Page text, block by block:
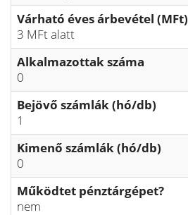
Várható éves árbevétel (MFt)
3 MFt alatt
Alkalmazottak száma
0
Bejövő számlák (hó/db)
1
Kimenő számlák (hó/db)
0
Működtet pénztárgépet?
nem